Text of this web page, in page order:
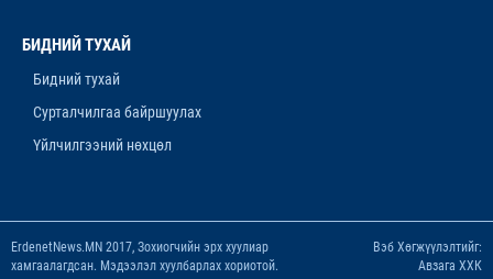
11-р сар. 14, 2025, 5:53 p.m.
БИДНИЙ ТУХАЙ
Бидний тухай
Сурталчилгаа байршуулах
Үйлчилгээний нөхцөл
ErdenetNews.MN 2017, Зохиогчийн эрх хуулиар
хамгаалагдсан. Мэдээлэл хуулбарлах хориотой.
Вэб Хөгжүүлэлтийг:
Авзага ХХК